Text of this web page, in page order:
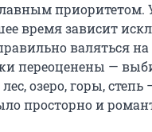
приоритетом.
время зависит
валяться
переоценены —
озеро, горы, степь
просторно и